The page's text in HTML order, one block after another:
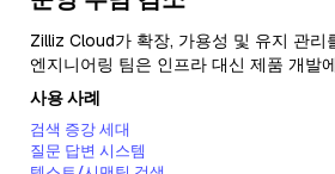
Zilliz Cloud가 확장, 가용성 및 유지 관리
엔지니어링 팀은 인프라 대신 제품 개발
사용 사례
검색 증강 세대
질문 답변 시스템